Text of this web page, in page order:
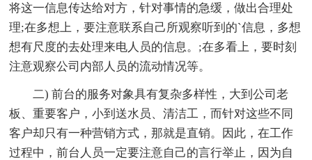
将这一信息传达给对方，针对事情的急缓，做出合理处
理;在多想上，要注意联系自己所观察听到的`信息，多想
想有尺度的去处理来电人员的信息。;在多看上，要时刻
注意观察公司内部人员的流动情况等。
二) 前台的服务对象具有复杂多样性，大到公司老
板、重要客户，小到送水员、清洁工，而针对这些不同
客户却只有一种营销方式，那就是直销。因此，在工作
过程中，前台人员一定要注意自己的言行举止，因为自